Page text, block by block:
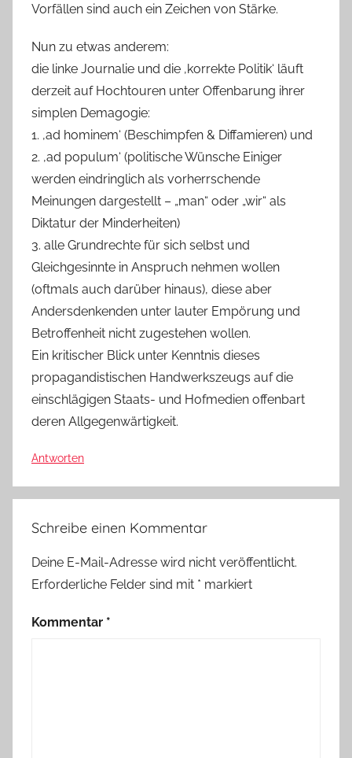
Vorfällen sind auch ein Zeichen von Stärke.
Nun zu etwas anderem:
die linke Journalie und die ‚korrekte Politik‘ läuft
derzeit auf Hochtouren unter Offenbarung ihrer
simplen Demagogie:
1. ‚ad hominem‘ (Beschimpfen & Diffamieren) und
2. ‚ad populum‘ (politische Wünsche Einiger
werden eindringlich als vorherrschende
Meinungen dargestellt – „man“ oder „wir“ als
Diktatur der Minderheiten)
3. alle Grundrechte für sich selbst und
Gleichgesinnte in Anspruch nehmen wollen
(oftmals auch darüber hinaus), diese aber
Andersdenkenden unter lauter Empörung und
Betroffenheit nicht zugestehen wollen.
Ein kritischer Blick unter Kenntnis dieses
propagandistischen Handwerkszeugs auf die
einschlägigen Staats- und Hofmedien offenbart
deren Allgegenwärtigkeit.
Antworten
Schreibe einen Kommentar
Deine E-Mail-Adresse wird nicht veröffentlicht.
Erforderliche Felder sind mit * markiert
Kommentar *